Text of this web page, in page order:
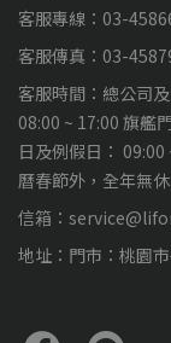
客服專線：03-
客服傳真：03-
客服時間：總公司
08:00 ~ 17:00 旗艦
日及例假日：
曆春節外，全年無休
信箱：
地址：門市：桃園